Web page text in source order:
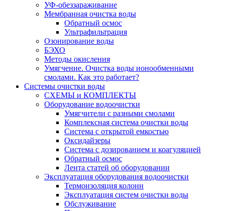
УФ-обеззараживание
Мембранная очистка воды
Обратный осмос
Ультрафильтрация
Озонирование воды
БЭХО
Методы окисления
Умягчение. Очистка воды ионообменными
смолами. Как это работает?
Системы очистки воды
СХЕМЫ и КОМПЛЕКТЫ
Оборудование водоочистки
Умягчители с разными смолами
Комплексная система очистки воды
Система с открытой емкостью
Оксидайзеры
Система с дозированием и коагуляцией
Обратный осмос
Лента статей об оборудовании
Эксплуатация оборудования водоочистки
Термоизоляция колонн
Эксплуатация систем очистки воды
Обслуживание